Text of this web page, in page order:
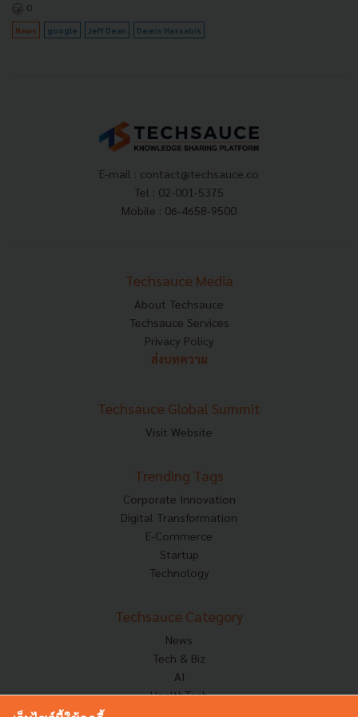
0
News google Jeff Dean Demis Hassabis
E-mail : contact@techsauce.co
Tel : 02-001-5375
Mobile : 06-4658-9500
Techsauce Media
About Techsauce
Techsauce Services
Privacy Policy
ส่งบทความ
Techsauce Global Summit
Visit Website
Trending Tags
Corporate Innovation
Digital Transformation
E-Commerce
Startup
Technology
Techsauce Category
News
Tech & Biz
AI
HealthTech